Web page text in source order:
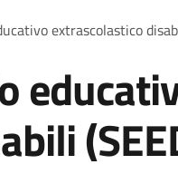
extrascolastico